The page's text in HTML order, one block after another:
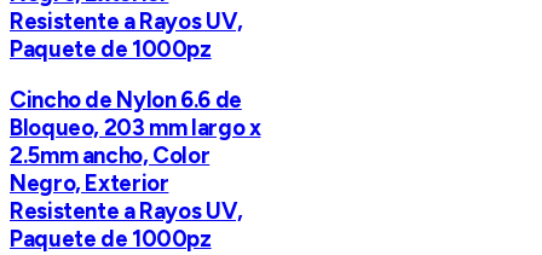
Resistente a Rayos UV,
Paquete de 1000pz
Cincho de Nylon 6.6 de
Bloqueo, 203 mm largo x
2.5mm ancho, Color
Negro, Exterior
Resistente a Rayos UV,
Paquete de 1000pz